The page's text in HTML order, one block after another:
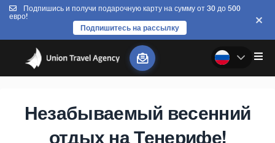
Подпишись и получи подарочную карту на сумму от 30 до 500
евро!
Подпишитесь на рассылку
Незабываемый весенний
отдых на Тенерифе!